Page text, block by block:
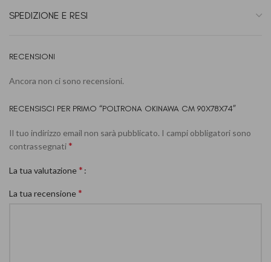
SPEDIZIONE E RESI
RECENSIONI
Ancora non ci sono recensioni.
RECENSISCI PER PRIMO “POLTRONA OKINAWA CM 90X78X74”
Il tuo indirizzo email non sarà pubblicato. I campi obbligatori sono
contrassegnati*
La tua valutazione*
La tua recensione*